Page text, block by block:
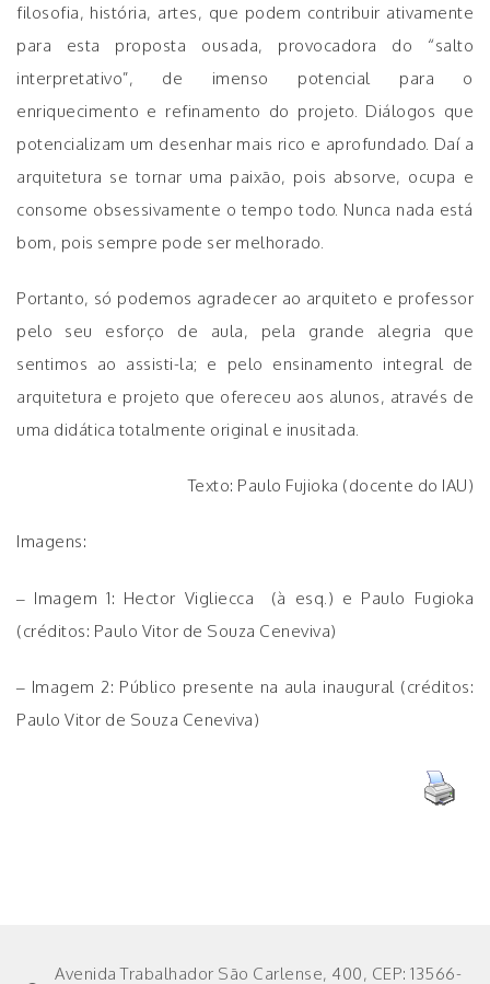
filosofia, história, artes, que podem contribuir ativamente
para esta proposta ousada, provocadora do “salto
interpretativo”, de imenso potencial para o
enriquecimento e refinamento do projeto. Diálogos que
potencializam um desenhar mais rico e aprofundado. Daí a
arquitetura se tornar uma paixão, pois absorve, ocupa e
consome obsessivamente o tempo todo. Nunca nada está
bom, pois sempre pode ser melhorado.
Portanto, só podemos agradecer ao arquiteto e professor
pelo seu esforço de aula, pela grande alegria que
sentimos ao assisti-la; e pelo ensinamento integral de
arquitetura e projeto que ofereceu aos alunos, através de
uma didática totalmente original e inusitada.
Texto: Paulo Fujioka (docente do IAU)
Imagens:
– Imagem 1: Hector Vigliecca (à esq.) e Paulo Fugioka
(créditos: Paulo Vitor de Souza Ceneviva)
– Imagem 2: Público presente na aula inaugural (créditos:
Paulo Vitor de Souza Ceneviva)
Avenida Trabalhador São Carlense, 400, CEP: 13566-